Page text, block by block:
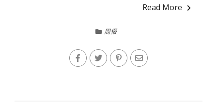
Read More
周报